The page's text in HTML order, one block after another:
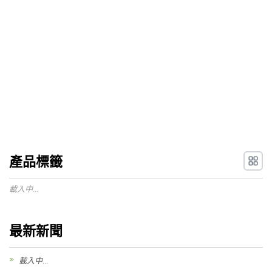
產品標籤
載入中...
最新新聞
載入中...